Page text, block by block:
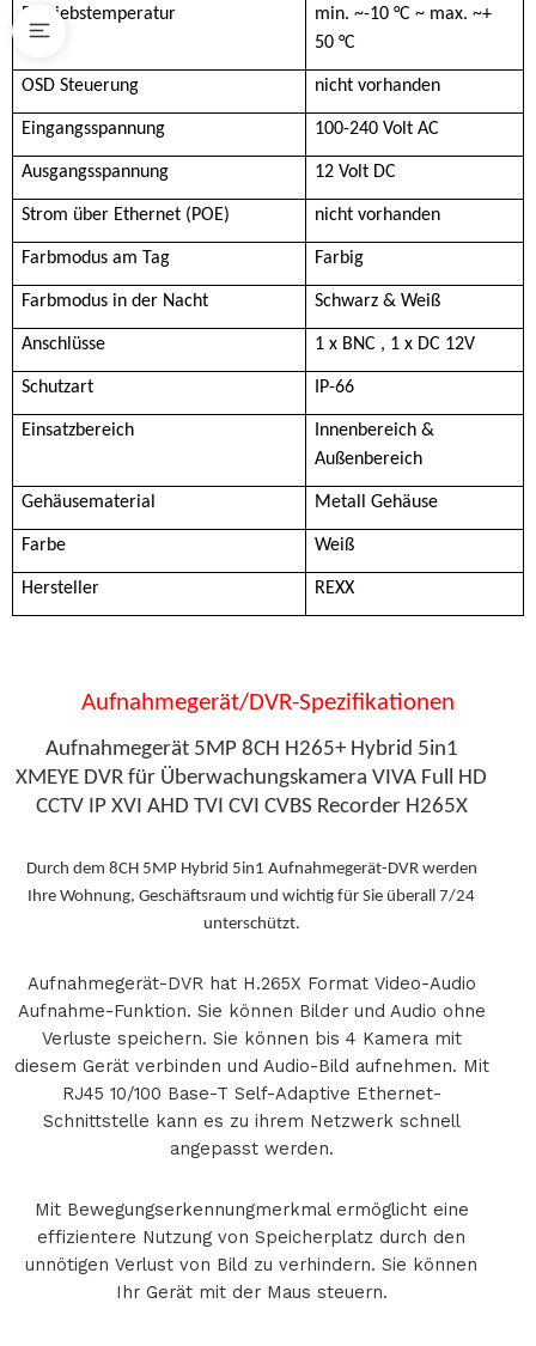
Betriebstemperatur
min. ~-10 °C ~ max. ~+
50 °C
OSD Steuerung nicht vorhanden
Eingangsspannung 100-240 Volt AC
Ausgangsspannung 12 Volt DC
Strom über Ethernet (POE) nicht vorhanden
Farbmodus am Tag Farbig
Farbmodus in der Nacht Schwarz & Weiß
Anschlüsse 1 x BNC , 1 x DC 12V
Schutzart IP-66
Einsatzbereich
Innenbereich &
Außenbereich
Gehäusematerial Metall Gehäuse
Farbe Weiß
Hersteller REXX
Aufnahmegerät/DVR-Spezifikationen
Aufnahmegerät 5MP 8CH H265+ Hybrid 5in1
XMEYE DVR für Überwachungskamera VIVA Full HD
CCTV IP XVI AHD TVI CVI CVBS Recorder H265X
Durch dem 8CH 5MP Hybrid 5in1 Aufnahmegerät-DVR werden
Ihre Wohnung, Geschäftsraum und wichtig für Sie überall 7/24
unterschützt.
Aufnahmegerät-DVR hat H.265X Format Video-Audio
Aufnahme-Funktion. Sie können Bilder und Audio ohne
Verluste speichern. Sie können bis 4 Kamera mit
diesem Gerät verbinden und Audio-Bild aufnehmen. Mit
RJ45 10/100 Base-T Self-Adaptive Ethernet-
Schnittstelle kann es zu ihrem Netzwerk schnell
angepasst werden.
Mit Bewegungserkennungmerkmal ermöglicht eine
effizientere Nutzung von Speicherplatz durch den
unnötigen Verlust von Bild zu verhindern. Sie können
Ihr Gerät mit der Maus steuern.